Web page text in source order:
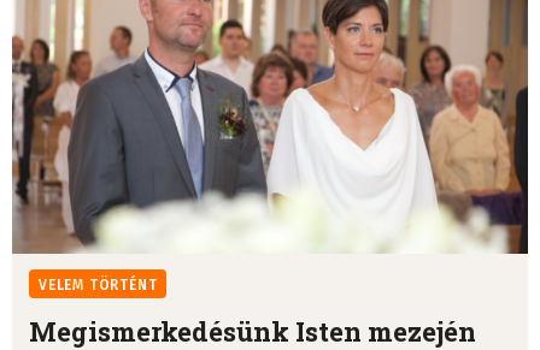
VELEM TÖRTÉNT
Megismerkedésünk Isten mezején